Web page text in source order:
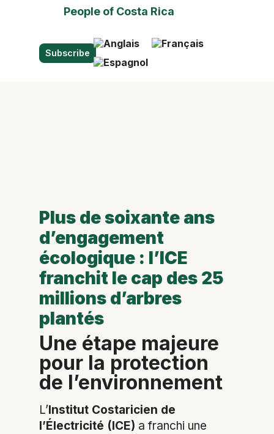
People of Costa Rica
Subscribe
Plus de soixante ans
d’engagement
écologique : l’ICE
franchit le cap des 25
millions d’arbres
plantés
Une étape majeure
pour la protection
de l’environnement
L’Institut Costaricien de
l’Électricité (ICE) a franchi une